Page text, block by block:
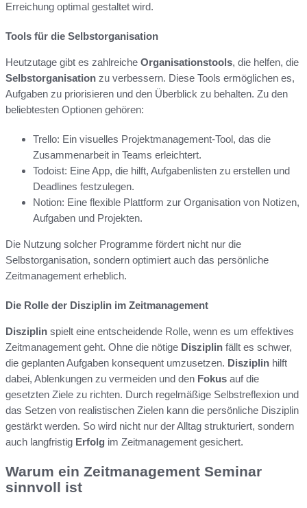
Erreichung optimal gestaltet wird.
Tools für die Selbstorganisation
Heutzutage gibt es zahlreiche Organisationstools, die helfen, die
Selbstorganisation zu verbessern. Diese Tools ermöglichen es,
Aufgaben zu priorisieren und den Überblick zu behalten. Zu den
beliebtesten Optionen gehören:
Trello: Ein visuelles Projektmanagement-Tool, das die
Zusammenarbeit in Teams erleichtert.
Todoist: Eine App, die hilft, Aufgabenlisten zu erstellen und
Deadlines festzulegen.
Notion: Eine flexible Plattform zur Organisation von Notizen,
Aufgaben und Projekten.
Die Nutzung solcher Programme fördert nicht nur die
Selbstorganisation, sondern optimiert auch das persönliche
Zeitmanagement erheblich.
Die Rolle der Disziplin im Zeitmanagement
Disziplin spielt eine entscheidende Rolle, wenn es um effektives
Zeitmanagement geht. Ohne die nötige Disziplin fällt es schwer,
die geplanten Aufgaben konsequent umzusetzen. Disziplin hilft
dabei, Ablenkungen zu vermeiden und den Fokus auf die
gesetzten Ziele zu richten. Durch regelmäßige Selbstreflexion und
das Setzen von realistischen Zielen kann die persönliche Disziplin
gestärkt werden. So wird nicht nur der Alltag strukturiert, sondern
auch langfristig Erfolg im Zeitmanagement gesichert.
Warum ein Zeitmanagement Seminar
sinnvoll ist